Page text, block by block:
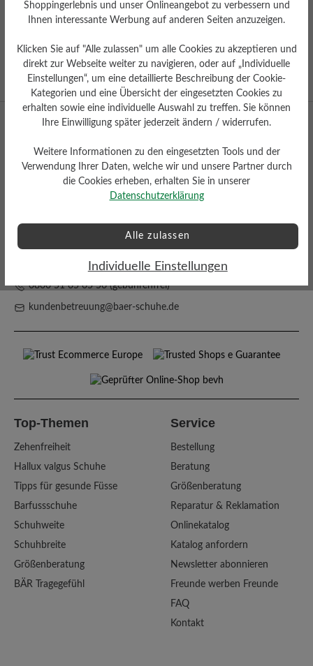
Auszeichnung für
hervorragendes Design
Innovative Sportartikel Produkte
- Winner 2023
Facebook Pinterest
Mo – Fr 8:00 - 18:00 Uhr
0800 51 65 65 56 (gebührenfrei)
kundenbetreuung@baer-schuhe.de
Top-Themen
Zehenfreiheit
Hallux valgus Schuhe
Tipps für gesunde Füsse
Barfussschuhe
Schuhweite
Schuhbreite
Größenberatung
BÄR Tragegefühl
Service
Bestellung
Beratung
Größenberatung
Reparatur & Reklamation
Onlinekatalog
Katalog anfordern
Newsletter abonnieren
Freunde werben Freunde
FAQ
Kontakt
Shoppingerlebnis und unser Onlineangebot zu verbessern und
Ihnen interessante Werbung auf anderen Seiten anzuzeigen.
Klicken Sie auf "Alle zulassen" um alle Cookies zu akzeptieren und
direkt zur Webseite weiter zu navigieren, oder auf „Individuelle
Einstellungen“, um eine detaillierte Beschreibung der Cookie-
Kategorien und eine Übersicht der eingesetzten Cookies zu
erhalten sowie eine individuelle Auswahl zu treffen. Sie können
Ihre Einwilligung später jederzeit ändern / widerrufen.
Weitere Informationen zu den eingesetzten Tools und der
Verwendung Ihrer Daten, welche wir und unsere Partner durch
die Cookies erheben, erhalten Sie in unserer
Datenschutzerklärung
Alle zulassen
Individuelle Einstellungen